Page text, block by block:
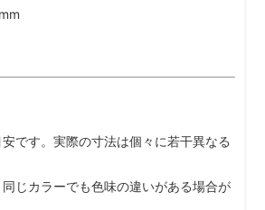
です。実際の寸法は個々に若干異なる
じカラーでも色味の違いがある場合が